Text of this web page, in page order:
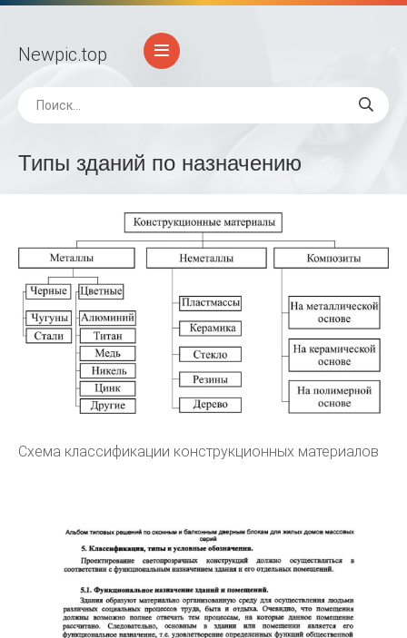
Newpic.top
Типы зданий по назначению
Схема классификации конструкционных материалов